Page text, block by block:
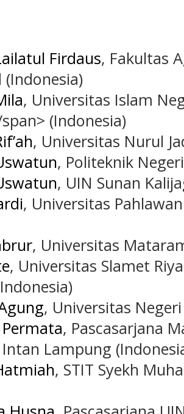
Firdaus, Fakultas
(Indonesia)
, Universitas Islam
(Indonesia)
, Universitas Nurul
, Politeknik
, UIN Sunan
, Universitas
, Universitas
, Universitas Slamet
, Universitas
, Pascasarjana
Intan Lampung
, STIT Syekh